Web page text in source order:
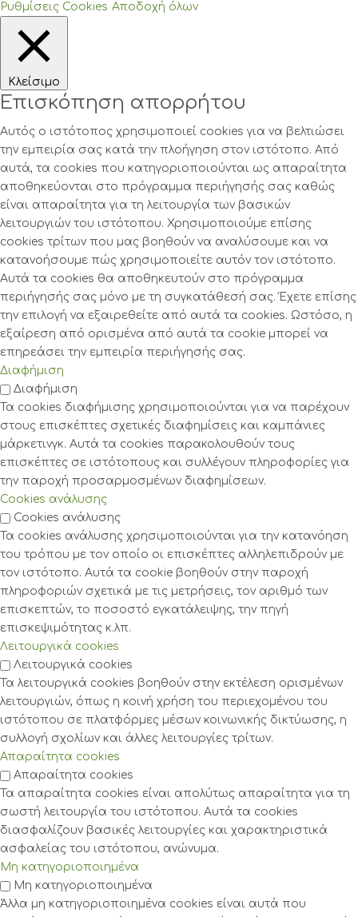
Ρυθμίσεις Cookies Αποδοχή όλων
Κλείσιμο
Επισκόπηση απορρήτου
Αυτός ο ιστότοπος χρησιμοποιεί cookies για να βελτιώσει
την εμπειρία σας κατά την πλοήγηση στον ιστότοπο. Από
αυτά, τα cookies που κατηγοριοποιούνται ως απαραίτητα
αποθηκεύονται στο πρόγραμμα περιήγησής σας καθώς
είναι απαραίτητα για τη λειτουργία των βασικών
λειτουργιών του ιστότοπου. Χρησιμοποιούμε επίσης
cookies τρίτων που μας βοηθούν να αναλύσουμε και να
κατανοήσουμε πώς χρησιμοποιείτε αυτόν τον ιστότοπο.
Αυτά τα cookies θα αποθηκευτούν στο πρόγραμμα
περιήγησής σας μόνο με τη συγκατάθεσή σας. Έχετε επίσης
την επιλογή να εξαιρεθείτε από αυτά τα cookies. Ωστόσο, η
εξαίρεση από ορισμένα από αυτά τα cookie μπορεί να
επηρεάσει την εμπειρία περιήγησής σας.
Διαφήμιση
Διαφήμιση
Τα cookies διαφήμισης χρησιμοποιούνται για να παρέχουν
στους επισκέπτες σχετικές διαφημίσεις και καμπάνιες
μάρκετινγκ. Αυτά τα cookies παρακολουθούν τους
επισκέπτες σε ιστότοπους και συλλέγουν πληροφορίες για
την παροχή προσαρμοσμένων διαφημίσεων.
Cookies ανάλυσης
Cookies ανάλυσης
Τα cookies ανάλυσης χρησιμοποιούνται για την κατανόηση
του τρόπου με τον οποίο οι επισκέπτες αλληλεπιδρούν με
τον ιστότοπο. Αυτά τα cookie βοηθούν στην παροχή
πληροφοριών σχετικά με τις μετρήσεις, τον αριθμό των
επισκεπτών, το ποσοστό εγκατάλειψης, την πηγή
επισκεψιμότητας κ.λπ.
Λειτουργικά cookies
Λειτουργικά cookies
Τα λειτουργικά cookies βοηθούν στην εκτέλεση ορισμένων
λειτουργιών, όπως η κοινή χρήση του περιεχομένου του
ιστότοπου σε πλατφόρμες μέσων κοινωνικής δικτύωσης, η
συλλογή σχολίων και άλλες λειτουργίες τρίτων.
Απαραίτητα cookies
Απαραίτητα cookies
Τα απαραίτητα cookies είναι απολύτως απαραίτητα για τη
σωστή λειτουργία του ιστότοπου. Αυτά τα cookies
διασφαλίζουν βασικές λειτουργίες και χαρακτηριστικά
ασφαλείας του ιστότοπου, ανώνυμα.
Μη κατηγοριοποιημένα
Μη κατηγοριοποιημένα
Άλλα μη κατηγοριοποιημένα cookies είναι αυτά που